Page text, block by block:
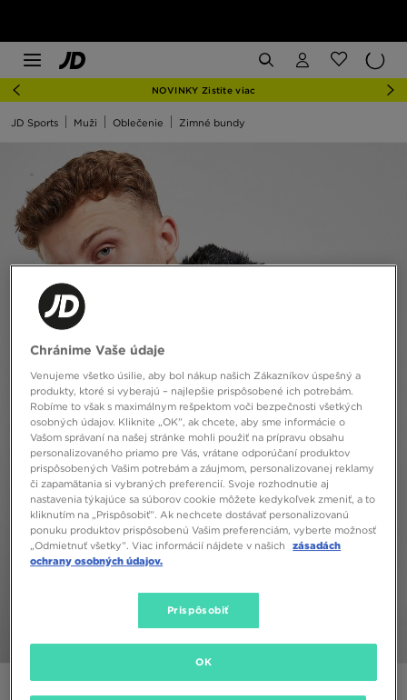
NOVINKY Zistite viac
JD Sports Muži Oblečenie Zimné bundy
Chránime Vaše údaje
Venujeme všetko úsilie, aby bol nákup našich Zákazníkov úspešný a
produkty, ktoré si vyberajú – najlepšie prispôsobené ich potrebám.
Robíme to však s maximálnym rešpektom voči bezpečnosti všetkých
osobných údajov. Kliknite „OK”, ak chcete, aby sme informácie o
Vašom správaní na našej stránke mohli použiť na prípravu obsahu
personalizovaného priamo pre Vás, vrátane odporúčaní produktov
prispôsobených Vašim potrebám a záujmom, personalizovanej reklamy
či zapamätania si vybraných preferencií. Svoje rozhodnutie aj
nastavenia týkajúce sa súborov cookie môžete kedykoľvek zmeniť, a to
kliknutím na „Prispôsobiť”. Ak nechcete dostávať personalizovanú
ponuku produktov prispôsobenú Vašim preferenciám, vyberte možnosť
„Odmietnuť všetky”. Viac informácií nájdete v našich
zásadách
ochrany osobných údajov.
Prispôsobiť
OK